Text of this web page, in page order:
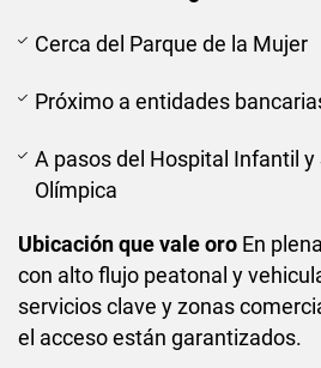
Cerca del Parque de la Mujer
Próximo a entidades
A pasos del Hospital Infantil
Olímpica
Ubicación que vale oro En
con alto flujo peatonal y
servicios clave y zonas
el acceso están garantizados.